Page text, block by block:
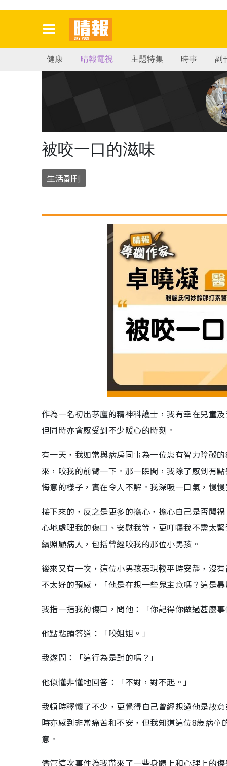
健康 晴報電視 主題特集 時事 副
被咬一口的滋味
生活副刊
作為一名初出茅廬的精神科護士，我有幸在兒童
但同時亦會感受到不少暖心的時刻。
有一天，我如常與病房同事為一位患有智力障礙
來，咬我的前臂一下。那一瞬間，我除了感到有
悔意的樣子，實在令人不解。我深吸一口氣，慢
接下來的，反之是更多的擔心，擔心自己是否闖
心地處理我的傷口、安慰我等，更叮囑我不需太
續照顧病人，包括曾經咬我的那位小男孩。
後來又有一次，這位小男孩表現較平時安靜，沒
不太好的預感，「他是在想一些鬼主意嗎？這是
我指一指我的傷口，問他：「你記得你做過甚麼
他點點頭答道：「咬姐姐。」
我遂問：「這行為是對的嗎？」
他似懂非懂地回答：「不對，對不起。」
我頓時釋懷了不少，更覺得自己曾經想過他是故
時亦感到非常痛苦和不安，但我知道這位8歲病
意。
儘管這次事件為我帶來了一些身體上和心理上的